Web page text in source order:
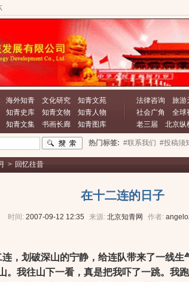
海外知青 文化研究
知青文苑
知青史库 知青文物
知青人物
知青文集 书画长廊 知青图库
法律咨询 旅游
社会广角
全球
老三届
北京纵
热门标签: #联系我们 #投稿须
> 回忆往昔
在十二连的日子
时间: 2007-09-12 12:35 来源: 北京知青网 作者:
，划破深山的宁静，给连队带来了一线生
。我往山下一看，真是把我吓了一跳。我